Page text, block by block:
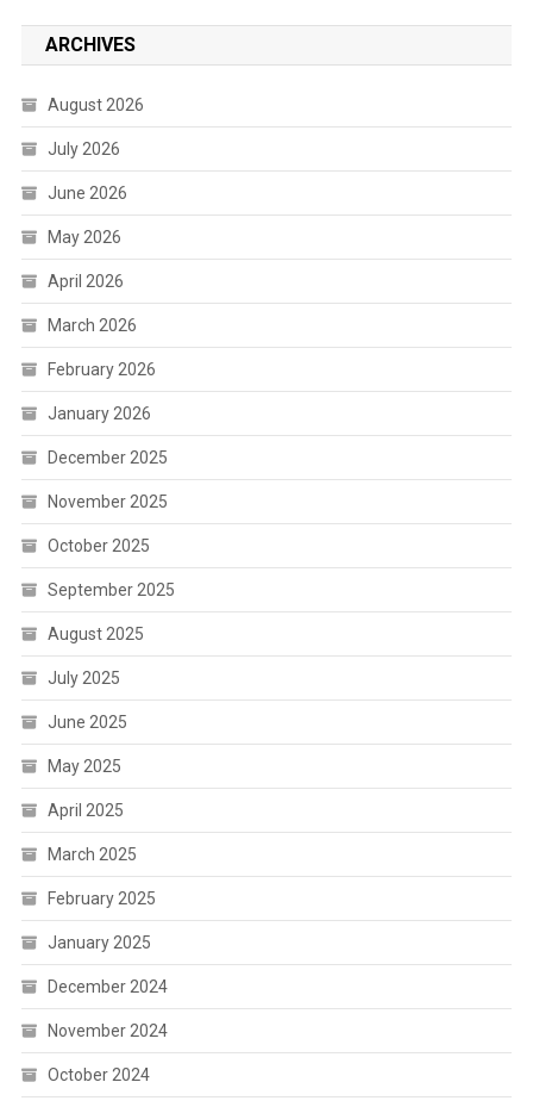
ARCHIVES
August 2026
July 2026
June 2026
May 2026
April 2026
March 2026
February 2026
January 2026
December 2025
November 2025
October 2025
September 2025
August 2025
July 2025
June 2025
May 2025
April 2025
March 2025
February 2025
January 2025
December 2024
November 2024
October 2024